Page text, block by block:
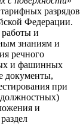
разрядов
Федерации.
и
знаниям и
речного
и фашинных
документы,
при
и